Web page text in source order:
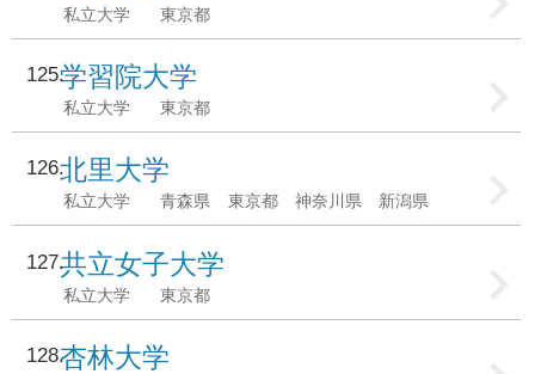
私立大学 東京都
125学習院大学
私立大学 東京都
126北里大学
私立大学 青森県 東京都 神奈川県 新潟県
127共立女子大学
私立大学 東京都
128杏林大学